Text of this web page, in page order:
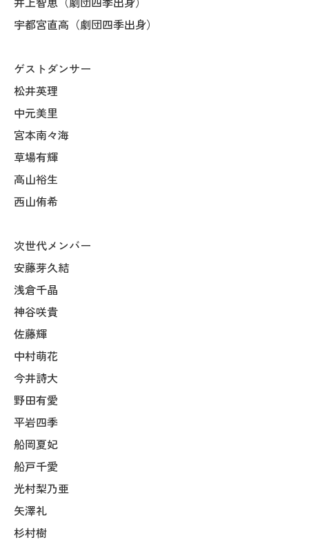
宇都宮直高（劇団四季出身）
ゲストダンサー
松井英理
中元美里
宮本南々海
草場有輝
高山裕生
西山侑希
次世代メンバー
安藤芽久結
浅倉千晶
神谷咲貴
佐藤輝
中村萌花
今井詩大
野田有愛
平岩四季
船岡夏妃
船戸千愛
光村梨乃亜
矢澤礼
杉村樹